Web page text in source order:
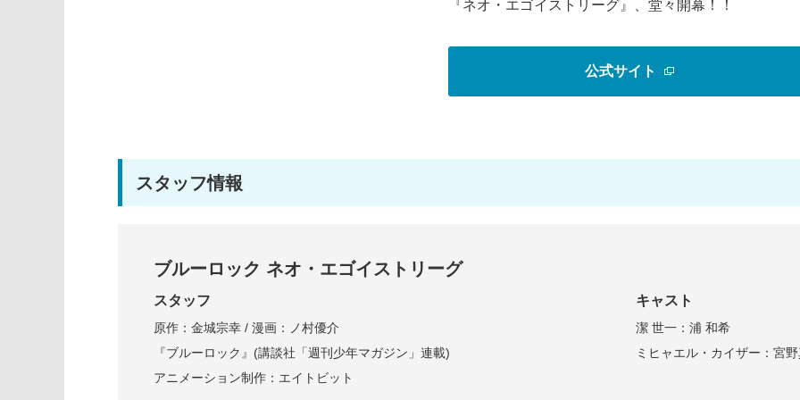
『ネオ・エゴイストリーグ』、堂々開幕！！
公式サイト
スタッフ情報
ブルーロック ネオ・エゴイストリーグ
スタッフ
原作：金城宗幸 / 漫画：ノ村優介
『ブルーロック』(講談社「週刊少年マガジン」連載)
アニメーション制作：エイトビット
キャスト
潔 世一：浦 和希
ミヒャエル・カイザー：宮